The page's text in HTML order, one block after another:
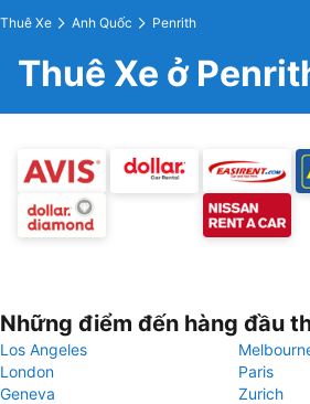
Thuê Xe Anh Quốc Penrith
Thuê Xe ở
Những điểm đến hàng đầu
Los Angeles
London
Paris
Geneva
Zurich